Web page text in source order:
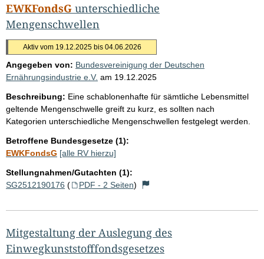
EWKFondsG unterschiedliche
Mengenschwellen
Aktiv vom 19.12.2025 bis 04.06.2026
Angegeben von: Bundesvereinigung der Deutschen
Ernährungsindustrie e.V. am 19.12.2025
Beschreibung: Eine schablonenhafte für sämtliche Lebensmittel
geltende Mengenschwelle greift zu kurz, es sollten nach
Kategorien unterschiedliche Mengenschwellen festgelegt werden.
Betroffene Bundesgesetze (1):
EWKFondsG [alle RV hierzu]
Stellungnahmen/Gutachten (1):
SG2512190176 ( PDF - 2 Seiten)
Mitgestaltung der Auslegung des
Einwegkunststofffondsgesetzes